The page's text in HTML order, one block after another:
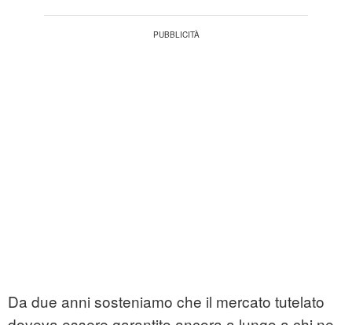
Da due anni sosteniamo che il mercato tutelato